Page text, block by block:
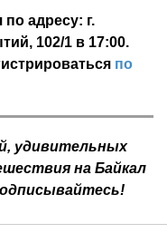
адресу: г.
102/1 в 17:00.
по
удивительных
на Байкал